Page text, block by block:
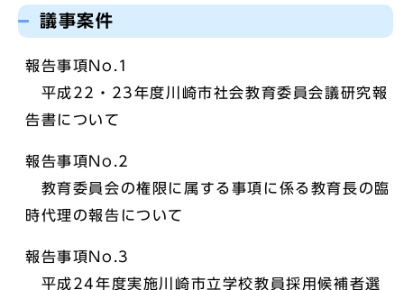
議事案件
報告事項No.1
平成22・23年度川崎市社会教育委員会議研究報
告書について
報告事項No.2
教育委員会の権限に属する事項に係る教育長の臨
時代理の報告について
報告事項No.3
平成24年度実施川崎市立学校教員採用候補者選